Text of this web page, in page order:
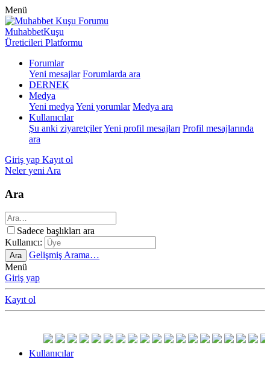
Menü
MuhabbetKuşu
Üreticileri Platformu
Forumlar
Yeni mesajlar Forumlarda ara
DERNEK
Medya
Yeni medya Yeni yorumlar Medya ara
Kullanıcılar
Şu anki ziyaretçilerYeni profil mesajları Profil mesajlarında
ara
Giriş yap Kayıt ol
Neler yeni Ara
Ara
Sadece başlıkları ara
Kullanıcı:
Ara
Gelişmiş Arama…
Menü
Giriş yap
Kayıt ol
Kullanıcılar